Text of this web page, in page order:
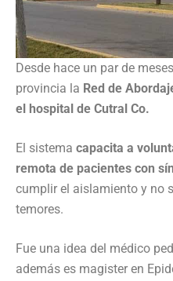
Desde hace un par de
provincia la Red de
el hospital de Cutral Co.
El sistema capacita a
remota de pacientes con
cumplir el aislamiento y no
temores.
Fue una idea del médico
además es magister en